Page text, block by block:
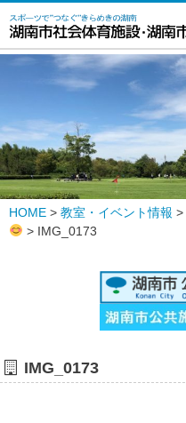
HOME > 教室・イベント情報 >
> IMG_0173
IMG_0173